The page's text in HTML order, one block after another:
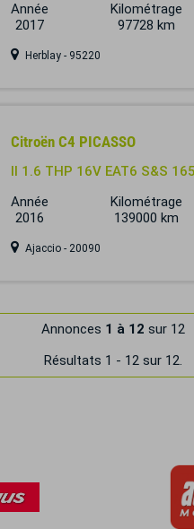
Année
2017
Kilométrage
97728 km
Herblay - 95220
Citroën C4 PICASSO
II 1.6 THP 16V EAT6 S&S
Année
2016
Kilométrage
139000 km
Ajaccio - 20090
Annonces 1 à 12 sur 12
Résultats 1 - 12 sur 12.